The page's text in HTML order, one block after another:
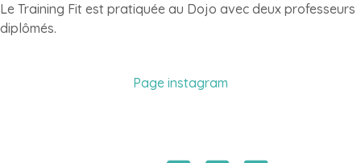
Le Training Fit est pratiquée au Dojo avec deux professeurs
diplômés.
Page instagram